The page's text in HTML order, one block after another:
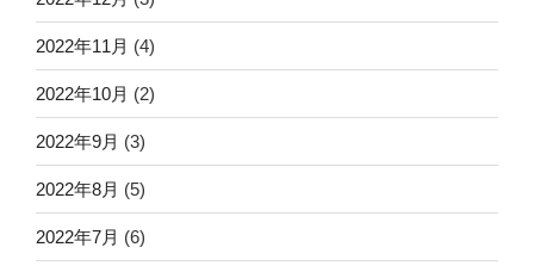
2022年11月 (4)
2022年10月 (2)
2022年9月 (3)
2022年8月 (5)
2022年7月 (6)